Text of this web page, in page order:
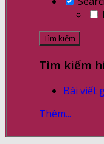
Tìm kiếm
Bài viết
Thêm...